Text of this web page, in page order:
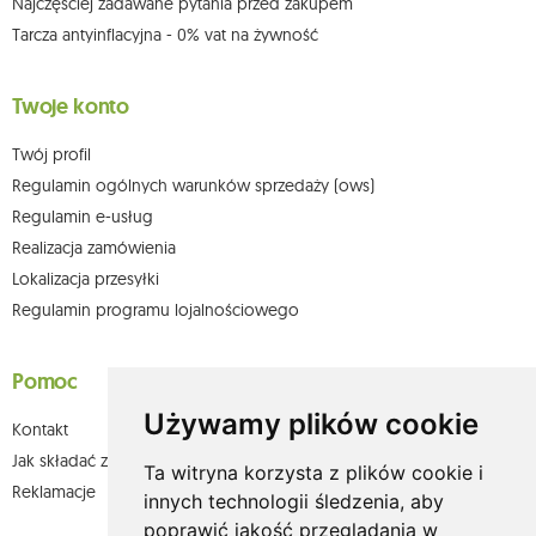
Używamy plików cookie
Ta witryna korzysta z plików cookie i
innych technologii śledzenia, aby
poprawić jakość przeglądania w
Tarcza antyinflacyjna - 0% vat na żywność
Twoje konto
Twój profil
Regulamin ogólnych warunków sprzedaży (ows)
Regulamin e-usług
Realizacja zamówienia
Lokalizacja przesyłki
Regulamin programu lojalnościowego
Pomoc
Kontakt
Jak składać zamówienia w sklepie olium.pl?
Reklamacje